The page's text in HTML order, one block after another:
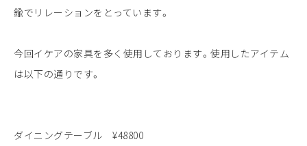
鍮でリレーションをとっています。
今回イケアの家具を多く使用しております。使用したアイテム
は以下の通りです。
ダイニングテーブル ¥48800